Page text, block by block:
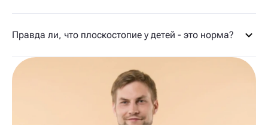
Правда ли, что плоскостопие у детей - это норма?